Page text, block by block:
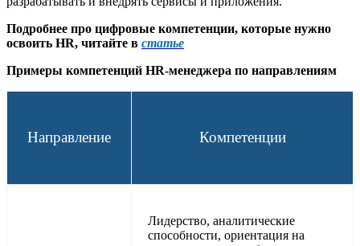
Подробнее про цифровые компетенции, которые нужно
освоить HR, читайте в статье
Примеры компетенций HR-менеджера по направлениям
Направление Компетенции
Лидерство, аналитические
способности, ориентация на